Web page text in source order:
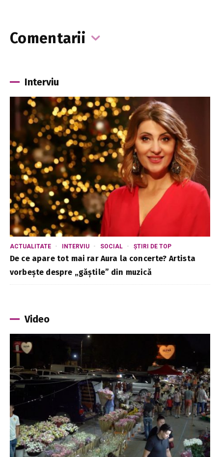
Comentarii
Interviu
ACTUALITATE INTERVIU SOCIAL ȘTIRI DE TOP
De ce apare tot mai rar Aura la concerte? Artista
vorbește despre „găștile” din muzică
Video